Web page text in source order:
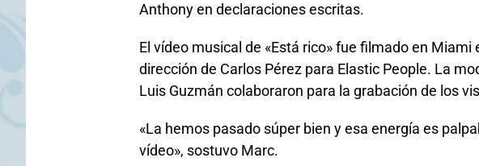
Anthony en declaraciones escritas.
El vídeo musical de «Está rico» fue filmado en Miami
dirección de Carlos Pérez para Elastic People. La
Luis Guzmán colaboraron para la grabación de los
«La hemos pasado súper bien y esa energía es
vídeo», sostuvo Marc.